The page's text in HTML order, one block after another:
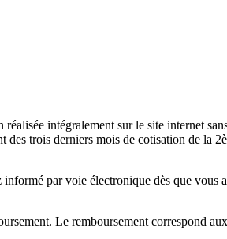
intégralement sur le site internet
trois derniers mois de cotisation de la
par voie électronique dès que vous
Le remboursement correspond